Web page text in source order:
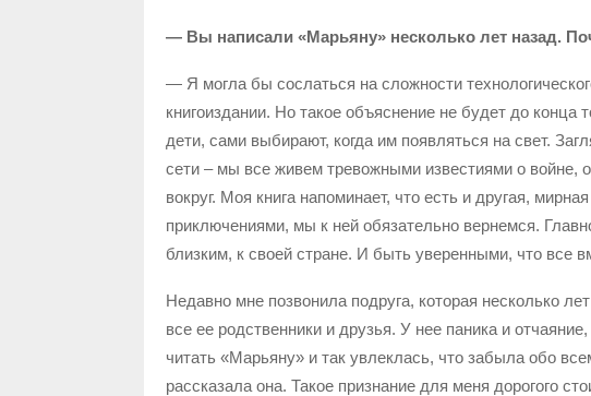
— Вы написали «Марьяну» несколько лет назад.
— Я могла бы сослаться на сложности
книгоиздании. Но такое объяснение не будет до конца
дети, сами выбирают, когда им появляться на свет.
сети – мы все живем тревожными известиями о войне,
вокруг. Моя книга напоминает, что есть и другая,
приключениями, мы к ней обязательно вернемся.
близким, к своей стране. И быть уверенными, что все
Недавно мне позвонила подруга, которая несколько
все ее родственники и друзья. У нее паника и
читать «Марьяну» и так увлеклась, что забыла обо
рассказала она. Такое признание для меня дорогого